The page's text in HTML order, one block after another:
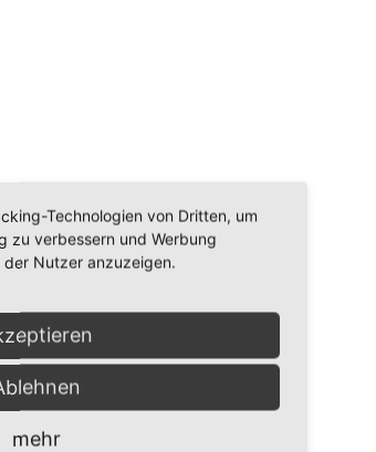
Technologien von Dritten, um
zu verbessern und Werbung
Nutzer anzuzeigen.
mehr